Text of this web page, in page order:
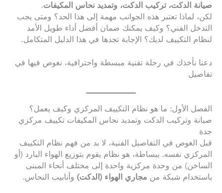
صيانة الدكت، تركيب الدكت، وتمديد نحاس المكيفات.
لكن، لماذا تعتبر هذه الجوانب مهمة إلى هذا الحد؟ ومتى يجب
التدخل الفني؟ وكيف يمكنك ضمان أفضل أداء طويل الأمد
لنظام التكييف لديك؟ الإجابة تجدها في هذا الدليل المتكامل.
دعنا نأخذك في رحلة تقنية مبسطة واحترافية، نغوص فيها في
تفاصيل
الفصل الأول: ما هو نظام التكييف المركزي وكيف يعمل؟
صيانة وتركيب الدكت وتمديد نحاس المكيفات تكييف مركزي
جدة
قبل الغوص في التفاصيل الفنية، لا بد من فهم نظام التكييف
المركزي نفسه. ببساطة، هو نظام يقوم بتوزيع الهواء البارد (أو
الساخن) من وحدة مركزية واحدة إلى مختلف أنحاء المبنى
باستخدام شبكة من مجاري الهواء (الدكت) وأنابيب النحاس.